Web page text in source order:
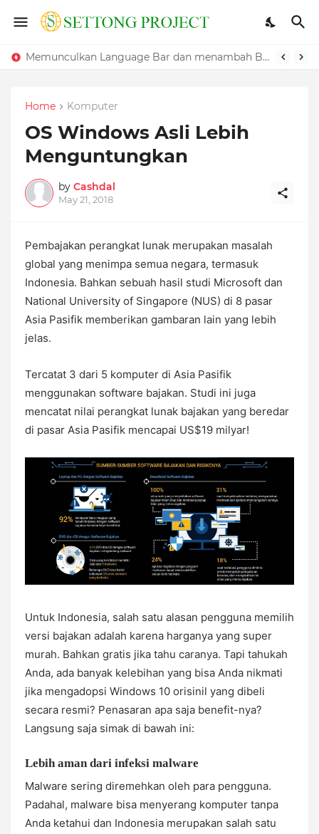
Memunculkan Language Bar dan menambah Bahasa pada Windows
Cara Mengatasi Windows Yang Lambat
Home Komputer
OS Windows Asli Lebih
Menguntungkan
by Cashdal
May 21, 2018
Pembajakan perangkat lunak merupakan masalah
global yang menimpa semua negara, termasuk
Indonesia. Bahkan sebuah hasil studi Microsoft dan
National University of Singapore (NUS) di 8 pasar
Asia Pasifik memberikan gambaran lain yang lebih
jelas.
Tercatat 3 dari 5 komputer di Asia Pasifik
menggunakan software bajakan. Studi ini juga
mencatat nilai perangkat lunak bajakan yang beredar
di pasar Asia Pasifik mencapai US$19 milyar!
Untuk Indonesia, salah satu alasan pengguna memilih
versi bajakan adalah karena harganya yang super
murah. Bahkan gratis jika tahu caranya. Tapi tahukah
Anda, ada banyak kelebihan yang bisa Anda nikmati
jika mengadopsi Windows 10 orisinil yang dibeli
secara resmi? Penasaran apa saja benefit-nya?
Langsung saja simak di bawah ini:
Lebih aman dari infeksi malware
Malware sering diremehkan oleh para pengguna.
Padahal, malware bisa menyerang komputer tanpa
Anda ketahui dan Indonesia merupakan salah satu